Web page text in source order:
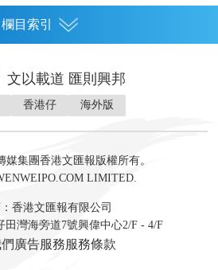
欄目索引
投資 財評 數字經濟
直播 經湋論
文學
文以載道 匯則興邦
香港仔 海外版
媒集團香港文匯報版權所有。
LIMITED.
香港文匯報有限公司
田灣海旁道7號興偉中心2/F - 4/F
廣告服務服務條款